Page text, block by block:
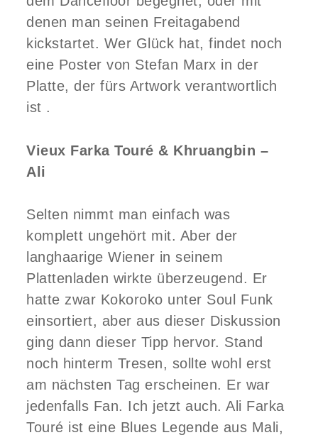
denen man seinen Freitagabend
kickstartet. Wer Glück hat, findet noch
eine Poster von Stefan Marx in der
Platte, der fürs Artwork verantwortlich
ist .
Vieux Farka Touré & Khruangbin –
Ali
Selten nimmt man einfach was
komplett ungehört mit. Aber der
langhaarige Wiener in seinem
Plattenladen wirkte überzeugend. Er
hatte zwar Kokoroko unter Soul Funk
einsortiert, aber aus dieser Diskussion
ging dann dieser Tipp hervor. Stand
noch hinterm Tresen, sollte wohl erst
am nächsten Tag erscheinen. Er war
jedenfalls Fan. Ich jetzt auch. Ali Farka
Touré ist eine Blues Legende aus Mali,